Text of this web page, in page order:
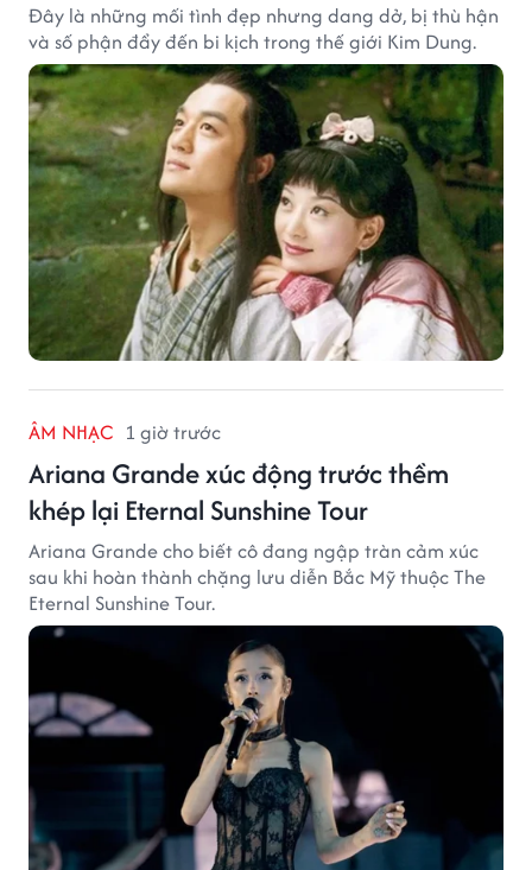
Đây là những mối tình đẹp nhưng dang dở, bị thù hận
và số phận đẩy đến bi kịch trong thế giới Kim Dung.
ÂM NHẠC 1 giờ trước
Ariana Grande xúc động trước thềm
khép lại Eternal Sunshine Tour
Ariana Grande cho biết cô đang ngập tràn cảm xúc
sau khi hoàn thành chặng lưu diễn Bắc Mỹ thuộc The
Eternal Sunshine Tour.